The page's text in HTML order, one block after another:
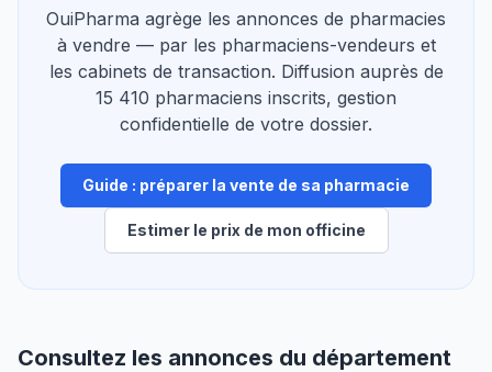
OuiPharma agrège les annonces de pharmacies
à vendre — par les pharmaciens-vendeurs et
les cabinets de transaction. Diffusion auprès de
15 410 pharmaciens inscrits, gestion
confidentielle de votre dossier.
Guide : préparer la vente de sa pharmacie
Estimer le prix de mon officine
Consultez les annonces du département